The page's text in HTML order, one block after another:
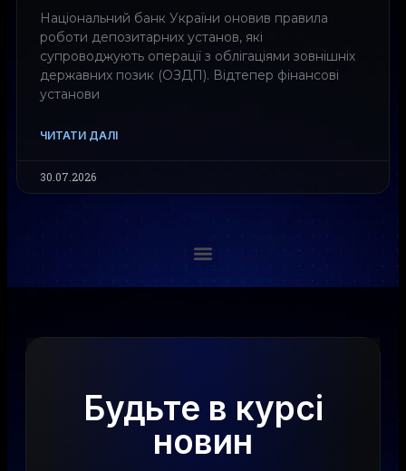
Національний банк України оновив правила
роботи депозитарних установ, які
супроводжують операції з облігаціями зовнішніх
державних позик (ОЗДП). Відтепер фінансові
установи
ЧИТАТИ ДАЛІ
30.07.2026
Будьте в курсі
новин